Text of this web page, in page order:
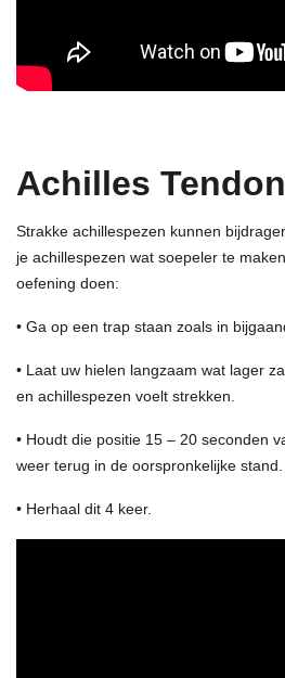
Achilles
Strakke achillespezen kunnen
je achillespezen wat soepeler te
oefening doen:
• Ga op een trap staan zoals in
• Laat uw hielen langzaam wat lager
en achillespezen voelt strekken.
• Houdt die positie 15 – 20 seconden
weer terug in de oorspronkelijke stand.
• Herhaal dit 4 keer.